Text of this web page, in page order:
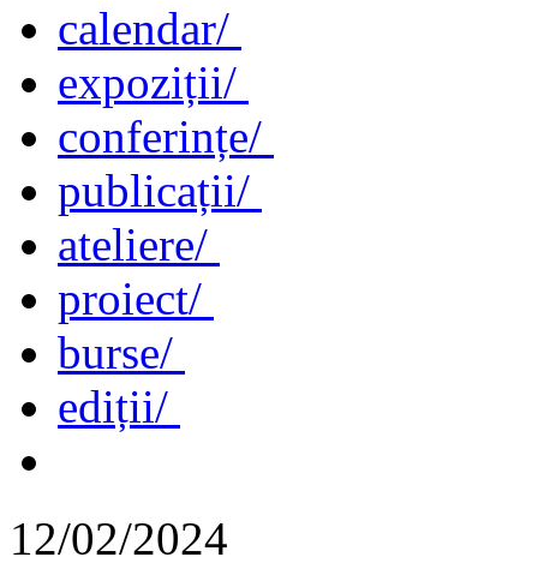
calendar/
expoziții/
conferințe/
publicații/
ateliere/
proiect/
burse/
ediții/
12/02/2024